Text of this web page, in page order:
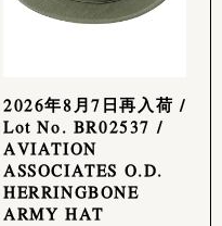
2026年8月7日再入荷 /
Lot No. BR02537 /
AVIATION
ASSOCIATES O.D.
HERRINGBONE
ARMY HAT